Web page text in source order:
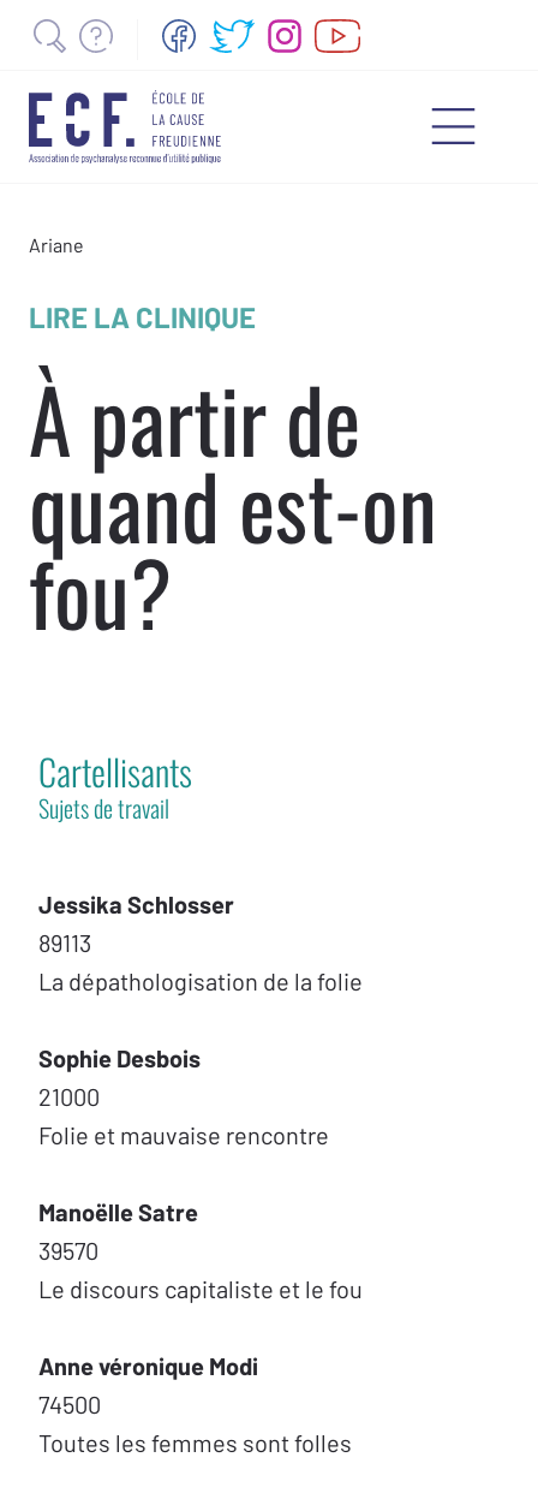
Ariane
LIRE LA CLINIQUE
À partir de
quand est-on
fou?
Cartellisants
Sujets de travail
Jessika Schlosser
89113
La dépathologisation de la folie
Sophie Desbois
21000
Folie et mauvaise rencontre
Manoëlle Satre
39570
Le discours capitaliste et le fou
Anne véronique Modi
74500
Toutes les femmes sont folles